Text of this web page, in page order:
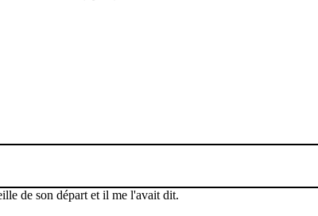
de son départ et il me l'avait dit.